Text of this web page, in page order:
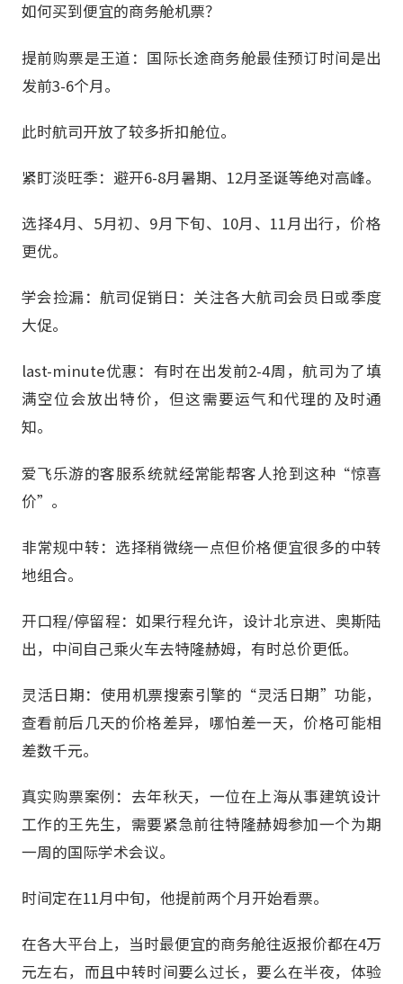
如何买到便宜的商务舱机票？
提前购票是王道：国际长途商务舱最佳预订时间是出
发前3-6个月。
此时航司开放了较多折扣舱位。
紧盯淡旺季：避开6-8月暑期、12月圣诞等绝对高峰。
选择4月、5月初、9月下旬、10月、11月出行，价格
更优。
学会捡漏：航司促销日：关注各大航司会员日或季度
大促。
last-minute优惠：有时在出发前2-4周，航司为了填
满空位会放出特价，但这需要运气和代理的及时通
知。
爱飞乐游的客服系统就经常能帮客人抢到这种“惊喜
价”。
非常规中转：选择稍微绕一点但价格便宜很多的中转
地组合。
开口程/停留程：如果行程允许，设计北京进、奥斯陆
出，中间自己乘火车去特隆赫姆，有时总价更低。
灵活日期：使用机票搜索引擎的“灵活日期”功能，
查看前后几天的价格差异，哪怕差一天，价格可能相
差数千元。
真实购票案例：去年秋天，一位在上海从事建筑设计
工作的王先生，需要紧急前往特隆赫姆参加一个为期
一周的国际学术会议。
时间定在11月中旬，他提前两个月开始看票。
在各大平台上，当时最便宜的商务舱往返报价都在4万
元左右，而且中转时间要么过长，要么在半夜，体验